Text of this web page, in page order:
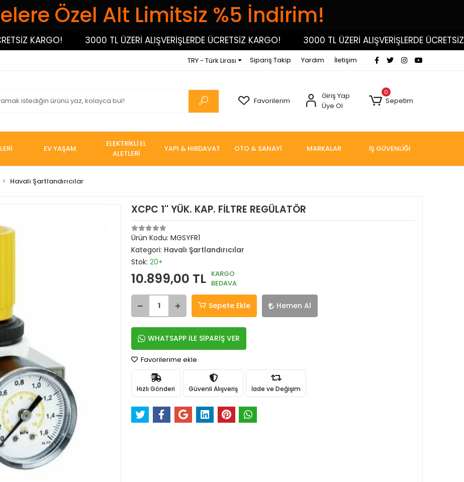
Özel Alt Limitsiz %5 İndirim!
KARGO! 3000 TL ÜZERİ ALIŞVERİŞLERDE ÜCRETSİZ KARGO! 3000 TL ÜZERİ ALIŞVERİŞLERDE ÜCRETSİZ
TRY - Türk Lirası Sipariş Takip Yardım İletişim
Favorilerim
Giriş Yap
Üye Ol
0
Sepetim
EV YAŞAM
ELEKTRİKLİ EL
ALETLERİ
YAPI & HIRDAVAT OTO & SANAYİ MARKALAR İŞ GÜVENLİĞİ
Havalı Şartlandırıcılar
XCPC 1'' YÜK. KAP. FİLTRE REGÜLATÖR
Ürün Kodu: MGSYFR1
Kategori: Havalı Şartlandırıcılar
Stok: 20+
10.899,00 TL KARGO
BEDAVA
Sepete Ekle Hemen Al
WHATSAPP İLE SİPARİŞ VER
Favorilerime ekle
Hızlı Gönderi Güvenli Alışveriş İade ve Değişim